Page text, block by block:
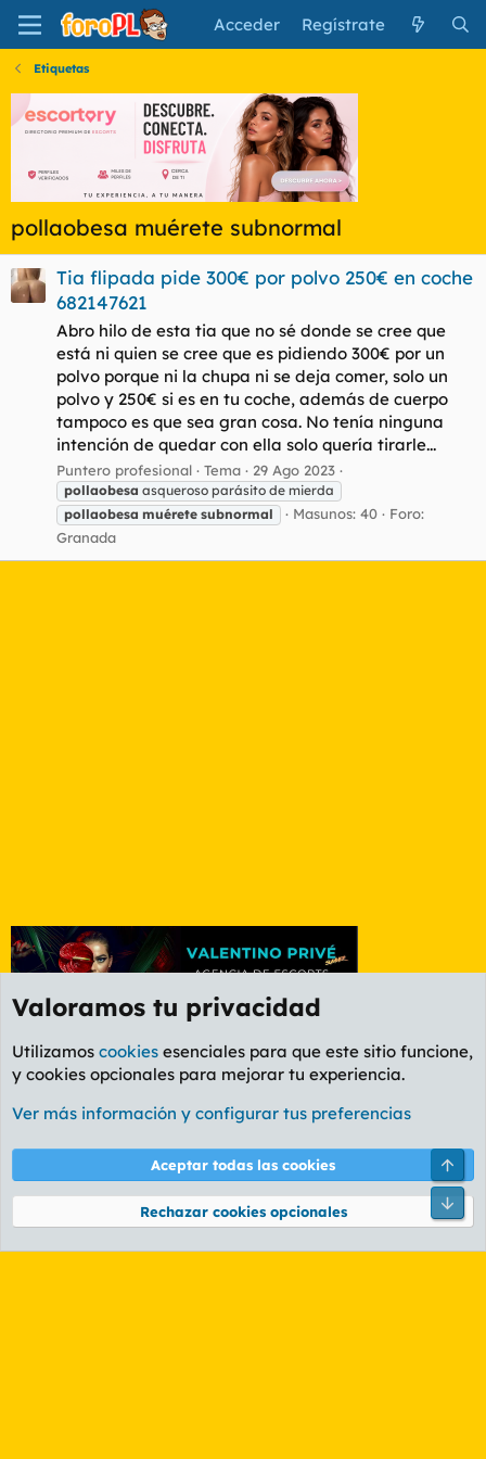
Acceder Regístrate
Etiquetas
pollaobesa muérete subnormal
Tia flipada pide 300€ por polvo 250€ en coche
682147621
Abro hilo de esta tia que no sé donde se cree que
está ni quien se cree que es pidiendo 300€ por un
polvo porque ni la chupa ni se deja comer, solo un
polvo y 250€ si es en tu coche, además de cuerpo
tampoco es que sea gran cosa. No tenía ninguna
intención de quedar con ella solo quería tirarle...
Puntero profesional Tema 29 Ago 2023
pollaobesa asqueroso parásito de mierda
pollaobesa muérete subnormal Masunos: 40
Foro:
Granada
Etiquetas
Cookies
PL OLDSTYLE AMARILLO
Términos y reglas Política de privacidad Ayuda
Community platform by XenForo® © 2010-2026 XenForo Ltd.
Valoramos tu privacidad
Utilizamos cookies esenciales para que este sitio funcione,
y cookies opcionales para mejorar tu experiencia.
Ver más información y configurar tus preferencias
Aceptar todas las cookies
Rechazar cookies opcionales
Pie